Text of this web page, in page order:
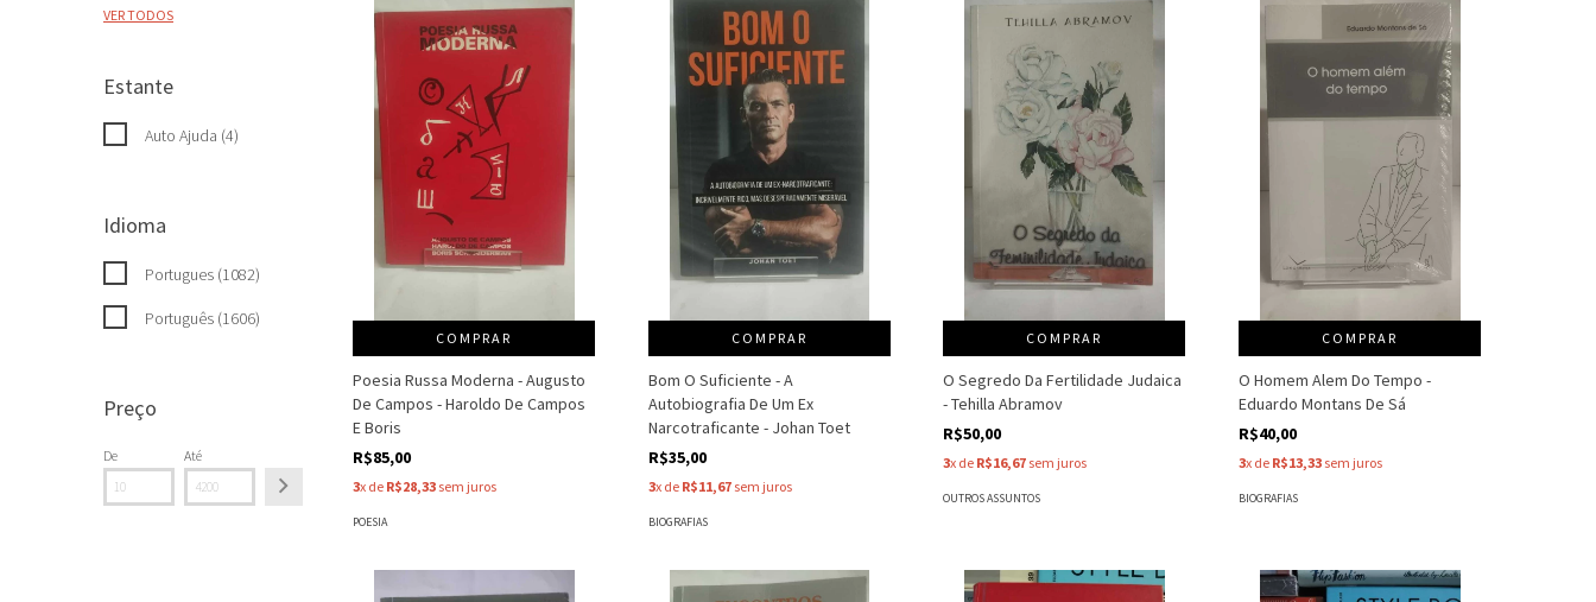
VER TODOS
Estante
Auto Ajuda (4)
Idioma
Portugues (1082)
Português (1606)
Preço
De Até
COMPRAR
Poesia Russa Moderna - Augusto
De Campos - Haroldo De Campos
E Boris
R$85,00
3x de R$28,33 sem juros
POESIA
COMPRAR
Bom O Suficiente - A
Autobiografia De Um Ex
Narcotraficante - Johan Toet
R$35,00
3x de R$11,67sem juros
BIOGRAFIAS
COMPRAR
O Segredo Da Fertilidade Judaica
- Tehilla Abramov
R$50,00
3x de R$16,67 sem juros
OUTROS ASSUNTOS
COMPRAR
O Homem Alem Do Tempo -
Eduardo Montans De Sá
R$40,00
3x de R$13,33 sem juros
BIOGRAFIAS